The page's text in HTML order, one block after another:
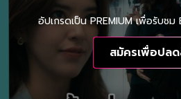
อัปเกรดเป็น PREMIUM เพื่อรับช
สมัครเพื่อปล